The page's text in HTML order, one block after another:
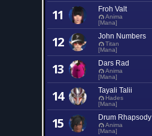
11 Froh Valt
Anima
[Mana]
12 John Numbers
Titan
[Mana]
13 Dars Rad
Anima
[Mana]
14 Tayali Talii
Hades
[Mana]
15 Drum Rhapsody
Anima
[Mana]